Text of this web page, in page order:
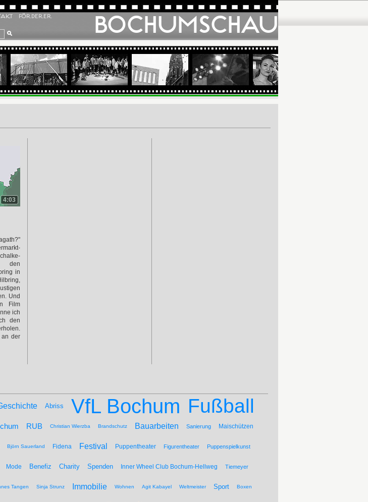
BOCHUMSCHAU
FÖRDERER
4:03
den
in
Und
Film
ich
den
an der
Abriss VfL Bochum Fußball
RUB Christian Wierzba Brandschutz Bauarbeiten Sanierung Maischützen
Björn Sauerland Fidena Festival Puppentheater Figurentheater Puppenspielkunst
Mode Benefiz Charity Spenden Inner Wheel Club Bochum-Hellweg Tiemeyer
Tangen Sinja Strunz Immobilie Wohnen Agit Kabayel Weltmeister Sport Boxen